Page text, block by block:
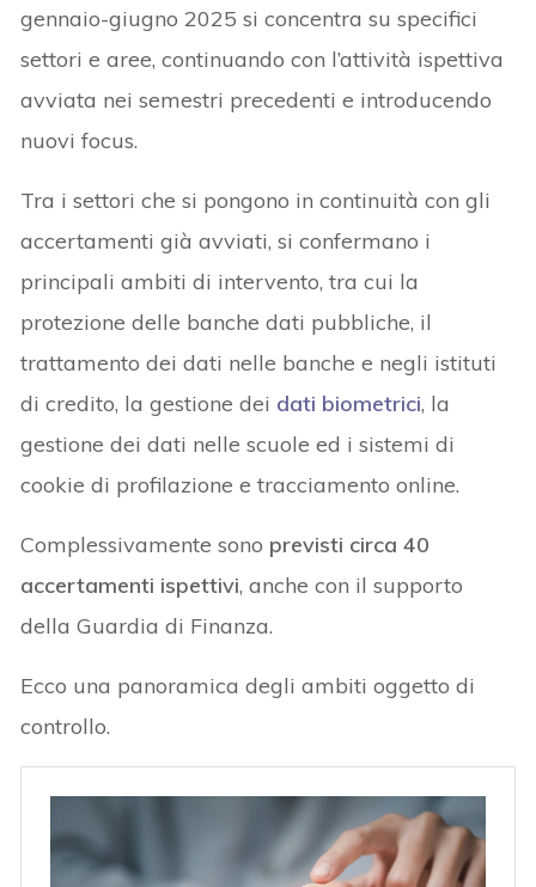
gennaio-giugno 2025 si concentra su specifici
settori e aree, continuando con l’attività ispettiva
avviata nei semestri precedenti e introducendo
nuovi focus.
Tra i settori che si pongono in continuità con gli
accertamenti già avviati, si confermano i
principali ambiti di intervento, tra cui la
protezione delle banche dati pubbliche, il
trattamento dei dati nelle banche e negli istituti
di credito, la gestione dei dati biometrici, la
gestione dei dati nelle scuole ed i sistemi di
cookie di profilazione e tracciamento online.
Complessivamente sono previsti circa 40
accertamenti ispettivi, anche con il supporto
della Guardia di Finanza.
Ecco una panoramica degli ambiti oggetto di
controllo.